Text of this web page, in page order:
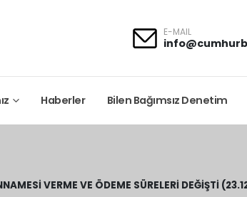
E-MAIL
Haberler Bilen Bağımsız Denetim
VERME VE ÖDEME SÜRELERI DEĞIŞTI